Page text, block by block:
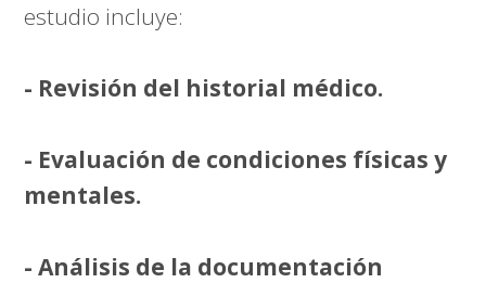
estudio incluye:
- Revisión del historial médico.
- Evaluación de condiciones físicas y
mentales.
- Análisis de la documentación